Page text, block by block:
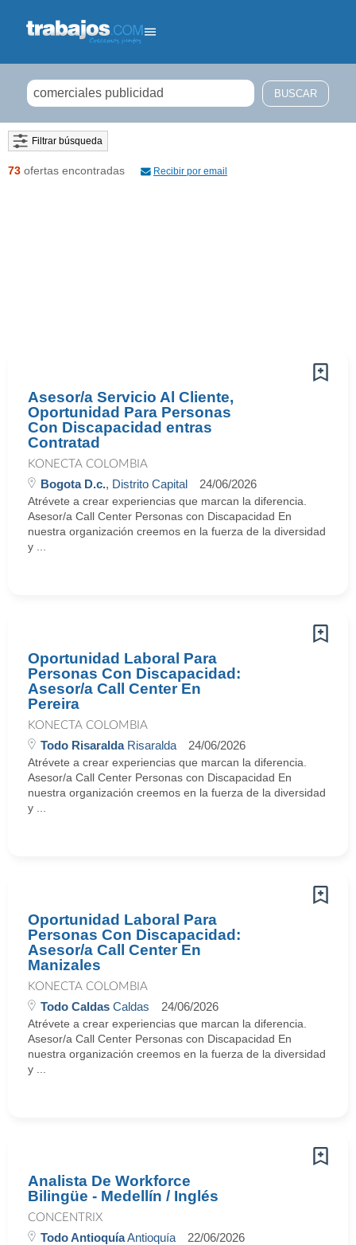
Filtrar búsqueda
73 ofertas encontradas Recibir por email
Asesor/a Servicio Al Cliente,
Oportunidad Para Personas
Con Discapacidad entras
Contratad
KONECTA COLOMBIA
Bogota D.c., Distrito Capital 24/06/2026
Atrévete a crear experiencias que marcan la diferencia.
Asesor/a Call Center Personas con Discapacidad En
nuestra organización creemos en la fuerza de la diversidad
y ...
Oportunidad Laboral Para
Personas Con Discapacidad:
Asesor/a Call Center En
Pereira
KONECTA COLOMBIA
Todo RisaraldaRisaralda 24/06/2026
Atrévete a crear experiencias que marcan la diferencia.
Asesor/a Call Center Personas con Discapacidad En
nuestra organización creemos en la fuerza de la diversidad
y ...
Oportunidad Laboral Para
Personas Con Discapacidad:
Asesor/a Call Center En
Manizales
KONECTA COLOMBIA
Todo Caldas Caldas 24/06/2026
Atrévete a crear experiencias que marcan la diferencia.
Asesor/a Call Center Personas con Discapacidad En
nuestra organización creemos en la fuerza de la diversidad
y ...
Analista De Workforce
Bilingüe - Medellín / Inglés
CONCENTRIX
Todo AntioquíaAntioquía 22/06/2026